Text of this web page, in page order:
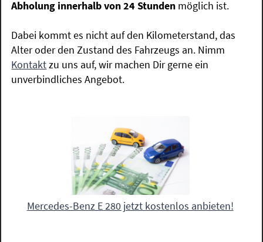
Abholung innerhalb von 24 Stunden möglich ist.
Dabei kommt es nicht auf den Kilometerstand, das
Alter oder den Zustand des Fahrzeugs an. Nimm
Kontaktzu uns auf, wir machen Dir gerne ein
unverbindliches Angebot.
Mercedes-Benz E 280 jetzt kostenlos anbieten!